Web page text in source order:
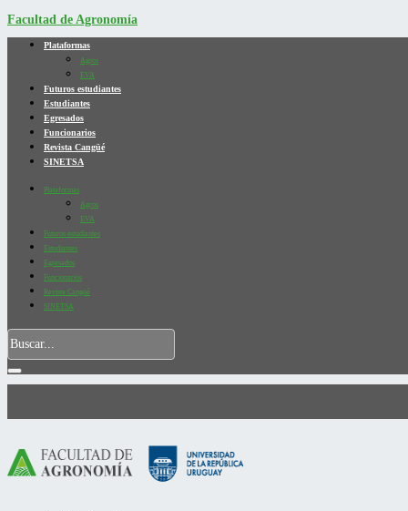
Facultad de Agronomía
Plataformas
Agros
EVA
Futuros estudiantes
Estudiantes
Egresados
Funcionarios
Revista Cangüé
SINETSA
Plataformas
Agros
EVA
Futuros estudiantes
Estudiantes
Egresados
Funcionarios
Revista Cangüé
SINETSA